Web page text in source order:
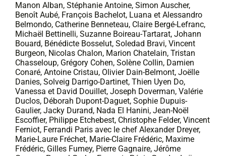
Manon Alban, Stéphanie Antoine, Simon Auscher,
Benoît Aubé, François Bachelot, Luana et Alessandro
Belmondo, Catherine Benneteau, Claire Bergé-Lefranc,
Michaël Bettinelli, Suzanne Boireau-Tartarat, Johann
Bouard, Bénédicte Bosselut, Soledad Bravi, Vincent
Burgeon, Nicolas Chalon, Marion Chatelain, Tristan
Chasseloup, Grégory Cohen, Solène Collin, Damien
Conaré, Antoine Cristau, Olivier Dain-Belmont, Joëlle
Danies, Solveig Darrigo-Dartinet, Thien Uyen Do,
Vanessa et David Douillet, Joseph Doverman, Valérie
Duclos, Déborah Dupont-Daguet, Sophie Dupuis-
Gaulier, Jacky Durand, Nada El Hanini, Jean-Noël
Escoffier, Philippe Etchebest, Christophe Felder, Vincent
Ferniot, Ferrandi Paris avec le chef Alexander Dreyer,
Marie-Laure Fréchet, Marie-Claire Frédéric, Maxime
Frédéric, Gilles Fumey, Pierre Gagnaire, Jérôme